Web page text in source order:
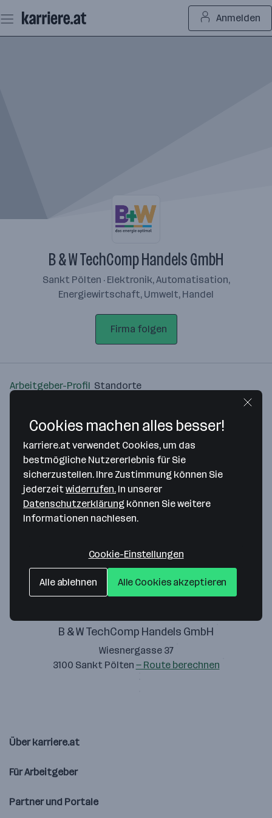
Seiteninhalt
springen
Anmelden
B & W TechComp Handels GmbH
Sankt Pölten · Elektronik, Automatisation,
Energiewirtschaft, Umwelt, Handel
Firma folgen
Arbeitgeber-Profil Standorte
Bitte stimme unseren Cookie-
Richtlinien zu, um diese Karte
anzuzeigen.
B & W TechComp Handels GmbH
Wiesnergasse 37
3100 Sankt Pölten — Route berechnen
Über karriere.at
Für Arbeitgeber
Partner und Portale
Cookies machen alles besser!
karriere.at verwendet Cookies, um das
bestmögliche Nutzererlebnis für Sie
sicherzustellen. Ihre Zustimmung können Sie
jederzeitwiderrufen. In unserer
Datenschutzerklärung können Sie weitere
Informationen nachlesen.
Cookie-Einstellungen
Alle ablehnen Alle Cookies akzeptieren